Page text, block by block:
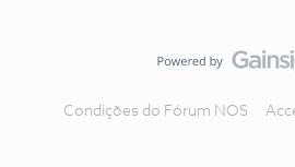
Condições do Fórum NOS